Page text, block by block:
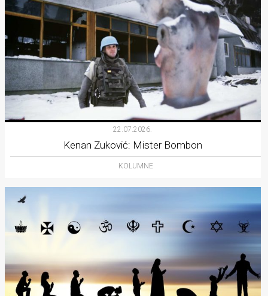
22.07.2026.
Kenan Zuković: Mister Bombon
KOLUMNE